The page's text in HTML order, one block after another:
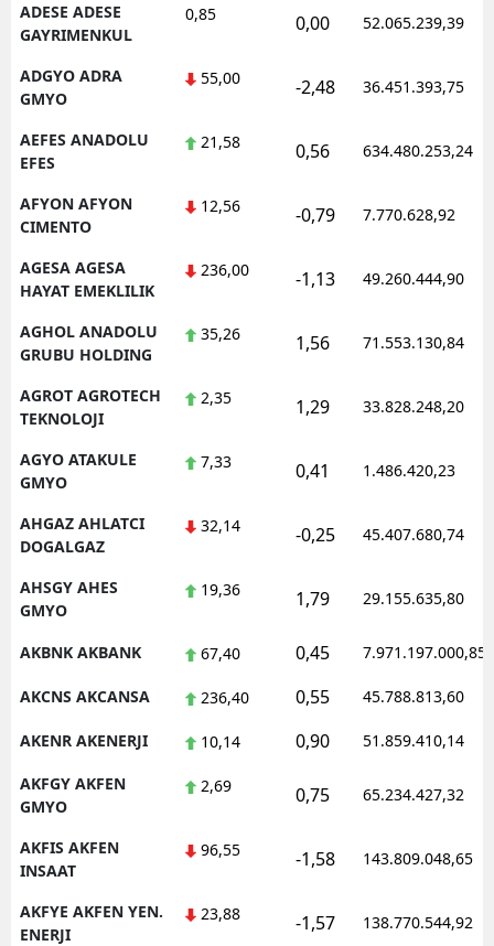
ADESE ADESE
GAYRIMENKUL
0,85 0,00 52.065.239,39
ADGYO ADRA
GMYO
55,00 -2,48 36.451.393,75
AEFES ANADOLU
EFES
21,58 0,56 634.480.253,24
AFYON AFYON
CIMENTO
12,56 -0,79 7.770.628,92
AGESA AGESA
HAYAT EMEKLILIK
236,00 -1,13 49.260.444,90
AGHOL ANADOLU
GRUBU HOLDING
35,26 1,56 71.553.130,84
AGROT AGROTECH
TEKNOLOJI
2,35 1,29 33.828.248,20
AGYO ATAKULE
GMYO
7,33 0,41 1.486.420,23
AHGAZ AHLATCI
DOGALGAZ
32,14 -0,25 45.407.680,74
AHSGY AHES
GMYO
19,36 1,79 29.155.635,80
AKBNK AKBANK 67,40 0,45 7.971.197.000,85
AKCNS AKCANSA 236,40 0,55 45.788.813,60
AKENR AKENERJI 10,14 0,90 51.859.410,14
AKFGY AKFEN
GMYO
2,69 0,75 65.234.427,32
AKFIS AKFEN
INSAAT
96,55 -1,58 143.809.048,65
AKFYE AKFEN YEN.
ENERJI
23,88 -1,57 138.770.544,92